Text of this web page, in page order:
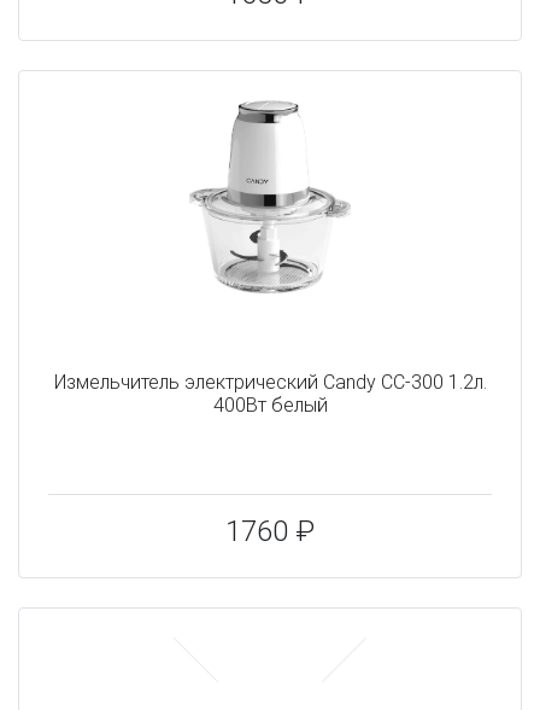
Измельчитель электрический Candy CC-300 1.2л.
400Вт белый
1760 ₽